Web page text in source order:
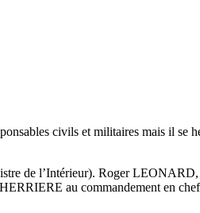
civils et militaires mais il se
de l’Intérieur). Roger
au commandement en